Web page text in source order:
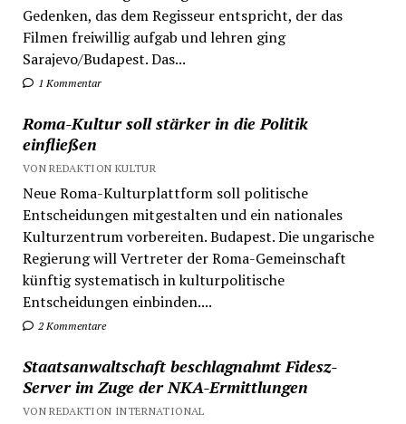
Gedenken, das dem Regisseur entspricht, der das
Filmen freiwillig aufgab und lehren ging
Sarajevo/Budapest. Das...
1 Kommentar
Roma-Kultur soll stärker in die Politik
einfließen
VON REDAKTION KULTUR
Neue Roma-Kulturplattform soll politische
Entscheidungen mitgestalten und ein nationales
Kulturzentrum vorbereiten. Budapest. Die ungarische
Regierung will Vertreter der Roma-Gemeinschaft
künftig systematisch in kulturpolitische
Entscheidungen einbinden....
2 Kommentare
Staatsanwaltschaft beschlagnahmt Fidesz-
Server im Zuge der NKA-Ermittlungen
VON REDAKTION INTERNATIONAL